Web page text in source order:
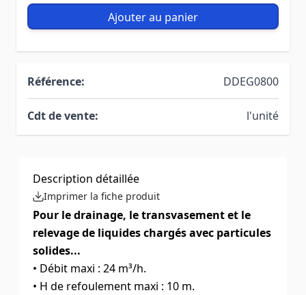
Ajouter au panier
Référence: DDEG0800
Cdt de vente: l'unité
Description détaillée
Imprimer la fiche produit
Pour le drainage, le transvasement et le
relevage de liquides chargés avec particules
solides...
• Débit maxi : 24 m³/h.
• H de refoulement maxi : 10 m.